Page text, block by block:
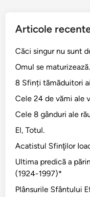
Articole
Căci singur nu sunt
Omul se
8 Sfinți tămăduitori
Cele 24 de vămi ale
Cele 8 gânduri ale
El, Totul.
Acatistul Sfinţilor
Ultima predică a
(1924-1997)*
Plânsurile Sfântului